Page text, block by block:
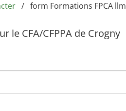
form Formations FPCA llm
le CFA/CFPPA de Crogny